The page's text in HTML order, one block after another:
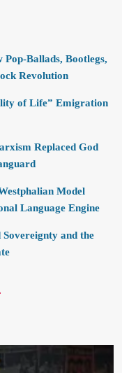
Ballads, Bootlegs,
Revolution
of Life” Emigration
Replaced God
Model
Language Engine
and the